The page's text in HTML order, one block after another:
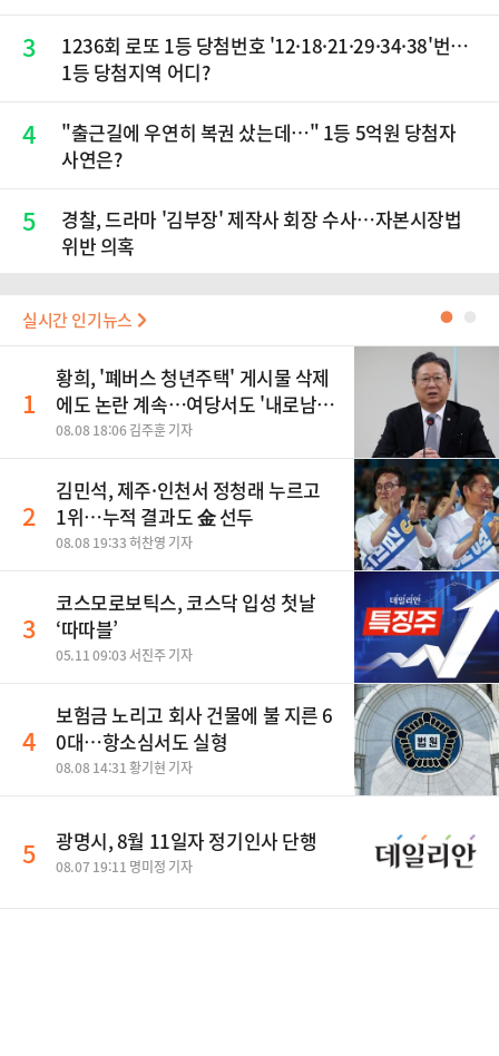
3
1236회 로또 1등 당첨번호 '12·18·21·29·34·38'번…
1등 당첨지역 어디?
4
"출근길에 우연히 복권 샀는데…" 1등 5억원 당첨자
사연은?
5
경찰, 드라마 '김부장' 제작사 회장 수사…자본시장법
위반 의혹
실시간 인기뉴스 ●
1
황희, '폐버스 청년주택' 게시물 삭제
에도 논란 계속…여당서도 '내로남
불' 비판
08.08 18:06 김주훈 기자
2
김민석, 제주·인천서 정청래 누르고
1위…누적 결과도 金 선두
08.08 19:33 허찬영 기자
3
코스모로보틱스, 코스닥 입성 첫날
‘따따블’
05.11 09:03 서진주 기자
4
보험금 노리고 회사 건물에 불 지른 6
0대…항소심서도 실형
08.08 14:31 황기현 기자
5 광명시, 8월 11일자 정기인사 단행
08.07 19:11 명미정 기자